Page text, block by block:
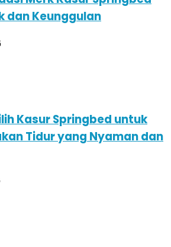
dan Keunggulan
Kasur Springbed untuk
Tidur yang Nyaman dan